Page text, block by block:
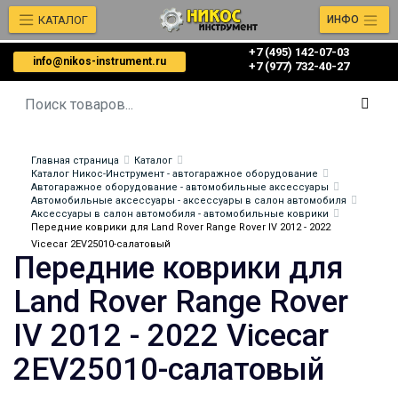
info@nikos-instrument.ru
+7 (495) 142-07-03
‎‎+7 (977) 732-40-27
КАТАЛОГ ИНФО
Главная страница
Каталог
Каталог Никос-Инструмент - автогаражное оборудование
Автогаражное оборудование - автомобильные аксессуары
Автомобильные аксессуары - аксессуары в салон автомобиля
Аксессуары в салон автомобиля - автомобильные коврики
Передние коврики для Land Rover Range Rover IV 2012 - 2022
Vicecar 2EV25010-салатовый
Передние коврики для
Land Rover Range Rover
IV 2012 - 2022 Vicecar
2EV25010-салатовый